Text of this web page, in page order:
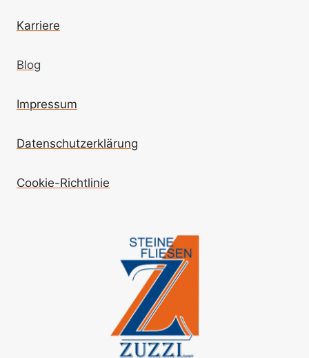
Karriere
Blog
Impressum
Datenschutzerklärung
Cookie-Richtlinie